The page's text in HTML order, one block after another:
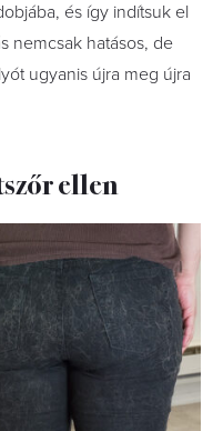
és így indítsuk el
nemcsak hatásos, de
ugyanis újra meg újra
ellen